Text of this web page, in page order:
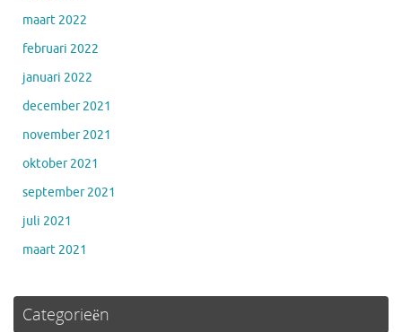
maart 2022
februari 2022
januari 2022
december 2021
november 2021
oktober 2021
september 2021
juli 2021
maart 2021
Categorieën